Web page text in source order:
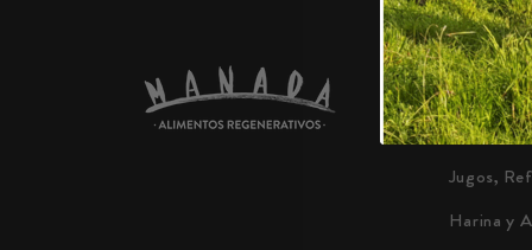
Carnes
Platos
Jugos,
Harina y